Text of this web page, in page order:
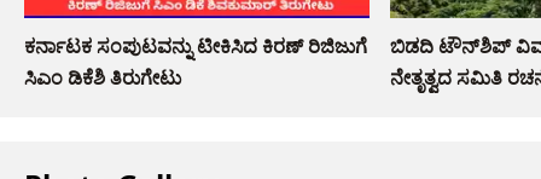
ಕರ್ನಾಟಕ ಸಂಪುಟವನ್ನು ಟೀಕಿಸಿದ ಕಿರಣ್ ರಿಜಿಜುಗೆ
ಸಿಎಂ ಡಿಕೆಶಿ ತಿರುಗೇಟು
ಬಿಡದಿ ಟೌನ್‌ಶಿಪ್‌
ನೇತೃತ್ವದ ಸಮಿತಿ